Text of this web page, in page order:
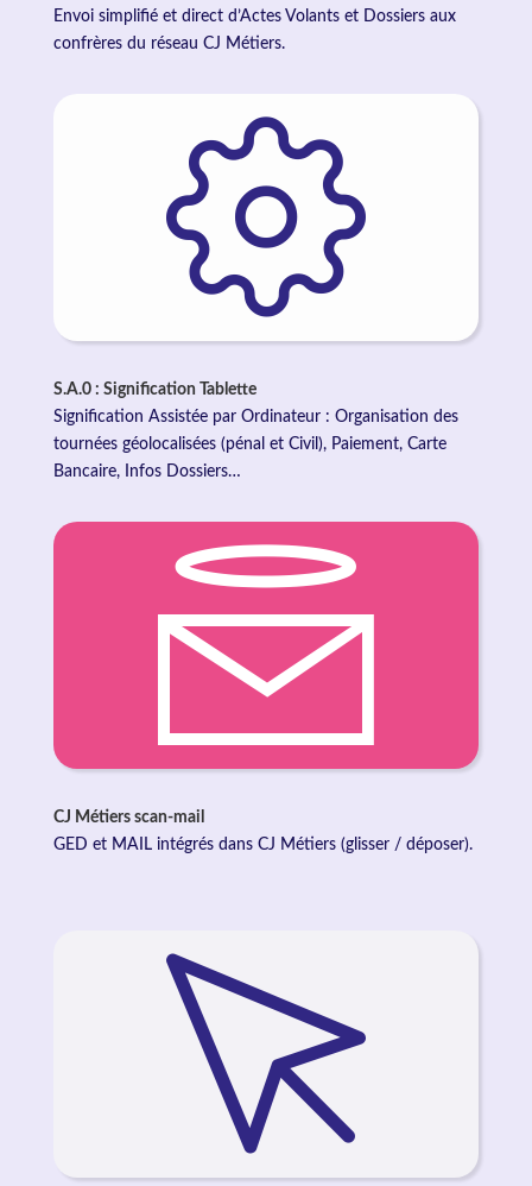
Envoi simplifié et direct d’Actes Volants et Dossiers aux
confrères du réseau CJ Métiers.
S.A.0 : Signification Tablette
Signification Assistée par Ordinateur : Organisation des
tournées géolocalisées (pénal et Civil), Paiement, Carte
Bancaire, Infos Dossiers…
CJ Métiers scan-mail
GED et MAIL intégrés dans CJ Métiers (glisser / déposer).